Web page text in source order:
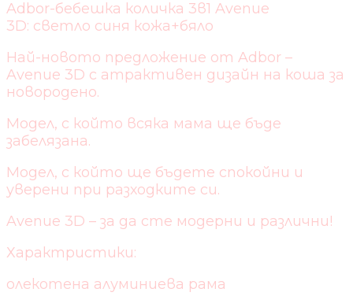
Adbor-бебешка количка 3в1 Avenue
3D: светло синя кожа+бяло
Най-новото предложение от Adbor –
Avenue 3D с атрактивен дизайн на коша за
новородено.
Модел, с който всяка мама ще бъде
забелязана.
Модел, с който ще бъдете спокойни и
уверени при разходките си.
Avenue 3D – за да сте модерни и различни!
Характристики:
олекотена алуминиева рама